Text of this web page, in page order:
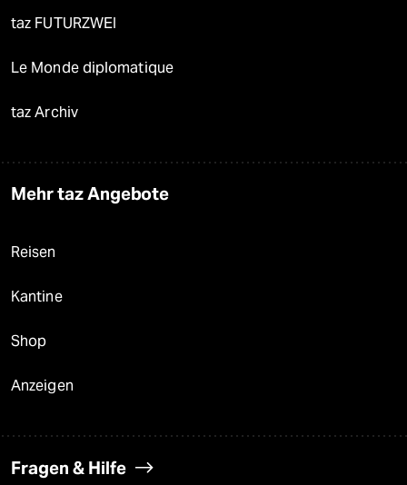
taz FUTURZWEI
Le Monde diplomatique
taz Archiv
Mehr taz Angebote
Reisen
Kantine
Shop
Anzeigen
Fragen & Hilfe